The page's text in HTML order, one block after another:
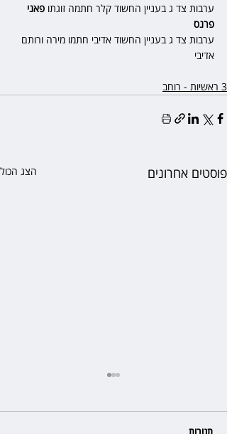
ערבות צד ג בעניין החשוד קלר חתמה זוגתו פאני
פרנס
ערבות צד ג בעניין החשוד אדיבי חתמו מירה ורותם
אדיבי
3 ראשיות - רוחב
פוסטים אחרונים הצג הכול